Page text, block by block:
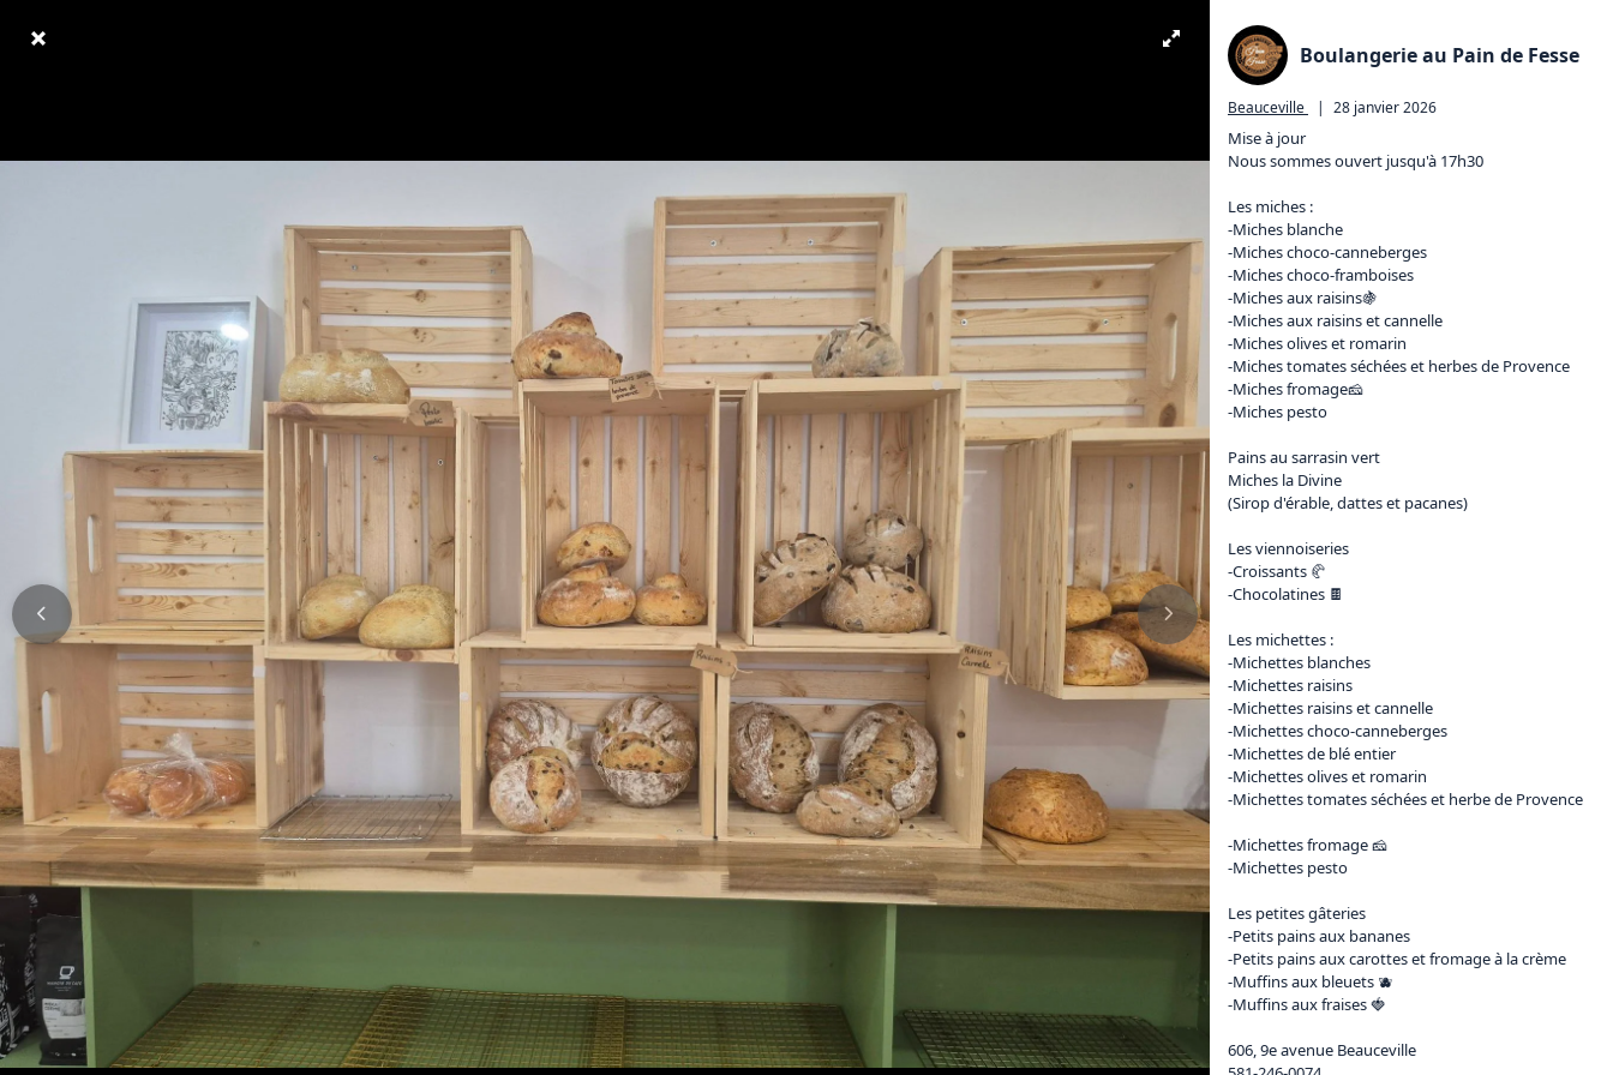
Boulangerie au Pain de Fesse
Beauceville | 28 janvier 2026
Mise à jour
Nous sommes ouvert jusqu'à 17h30
Les miches :
-Miches blanche
-Miches choco-canneberges
-Miches choco-framboises
-Miches aux raisins🍇
-Miches aux raisins et cannelle
-Miches olives et romarin
-Miches tomates séchées et herbes de Provence
-Miches fromage🧀
-Miches pesto
Pains au sarrasin vert
Miches la Divine
(Sirop d'érable, dattes et pacanes)
Les viennoiseries
-Croissants 🥐
-Chocolatines 🍫
Les michettes :
-Michettes blanches
-Michettes raisins
-Michettes raisins et cannelle
-Michettes choco-canneberges
-Michettes de blé entier
-Michettes olives et romarin
-Michettes tomates séchées et herbe de Provence
-Michettes fromage 🧀
-Michettes pesto
Les petites gâteries
-Petits pains aux bananes
-Petits pains aux carottes et fromage à la crème
-Muffins aux bleuets 🫐
-Muffins aux fraises 🍓
606, 9e avenue Beauceville